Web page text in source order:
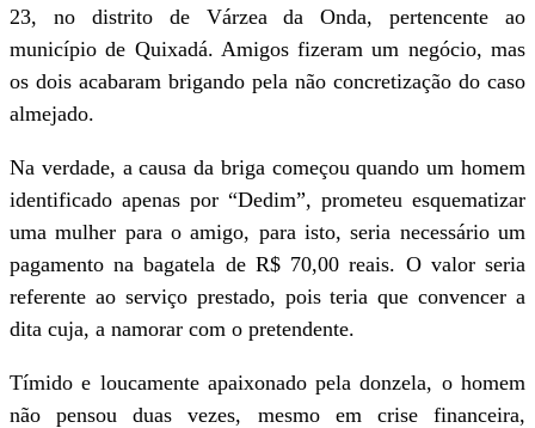
23, no distrito de Várzea da Onda, pertencente ao
município de Quixadá. Amigos fizeram um negócio, mas
os dois acabaram brigando pela não concretização do caso
almejado.
Na verdade, a causa da briga começou quando um homem
identificado apenas por “Dedim”, prometeu esquematizar
uma mulher para o amigo, para isto, seria necessário um
pagamento na bagatela de R$ 70,00 reais. O valor seria
referente ao serviço prestado, pois teria que convencer a
dita cuja, a namorar com o pretendente.
Tímido e loucamente apaixonado pela donzela, o homem
não pensou duas vezes, mesmo em crise financeira,